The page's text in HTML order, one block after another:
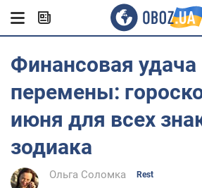
Финансовая удача
перемены:
июня для всех
зодиака
Ольга Соломка Rest